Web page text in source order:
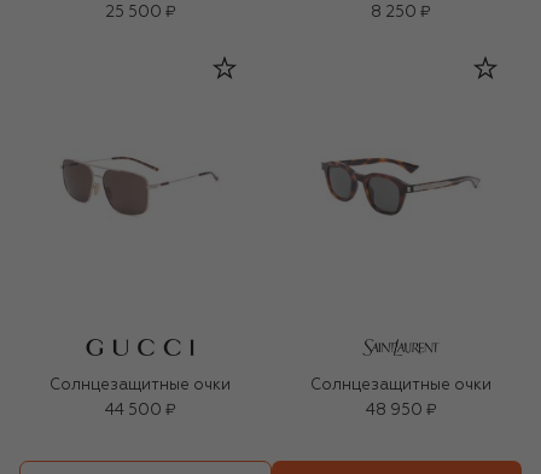
25 500 ₽
8 250 ₽
Солнцезащитные очки
44 500 ₽
Солнцезащитные очки
48 950 ₽